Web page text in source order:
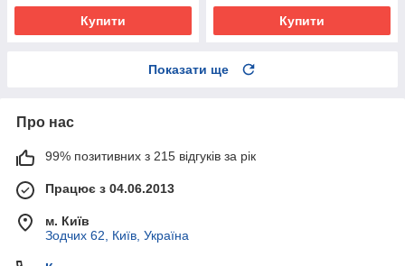
Купити Купити
Показати ще
Про нас
99% позитивних з 215 відгуків за рік
Працює з 04.06.2013
м. Київ
Зодчих 62, Київ, Україна